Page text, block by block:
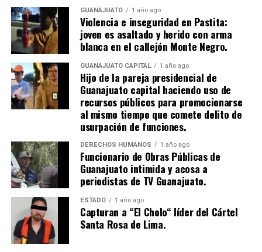
GUANAJUATO 1 año ago
Violencia e inseguridad en Pastita:
joven es asaltado y herido con arma
blanca en el callejón Monte Negro.
GUANAJUATO CAPITAL 1 año ago
Hijo de la pareja presidencial de
Guanajuato capital haciendo uso de
recursos públicos para promocionarse
al mismo tiempo que comete delito de
usurpación de funciones.
DERECHOS HUMANOS 1 año ago
Funcionario de Obras Públicas de
Guanajuato intimida y acosa a
periodistas de TV Guanajuato.
ESTADO 1 año ago
Capturan a “El Cholo“ líder del Cártel
Santa Rosa de Lima.